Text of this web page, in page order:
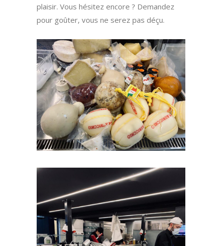
plaisir. Vous hésitez encore ? Demandez
pour goûter, vous ne serez pas déçu.